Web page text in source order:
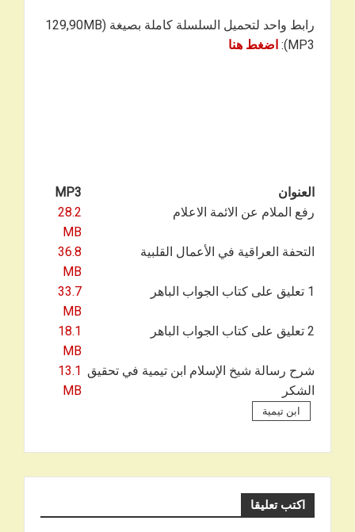
رابط واحد لتحميل السلسلة كاملة بصيغة 129,90MB)
MP3):
اضغط هنا
العنوان
MP3
رفع الملام عن الائمة الاعلام
28.2
MB
التحفة العراقية في الأعمال القلبية
36.8
MB
1 تعليق على كتاب الجواب الباهر
33.7
MB
2 تعليق على كتاب الجواب الباهر
18.1
MB
شرح رسالة شيخ الإسلام ابن تيمية في تحقيق
الشكر
13.1
MB
ابن تيمية
اكتب تعليقا